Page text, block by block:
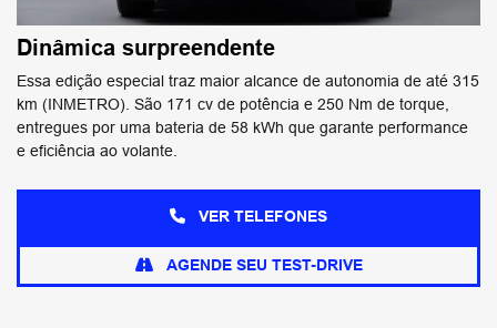
Dinâmica surpreendente
Essa edição especial traz maior alcance de autonomia de até 315
km (INMETRO). São 171 cv de potência e 250 Nm de torque,
entregues por uma bateria de 58 kWh que garante performance
e eficiência ao volante.
VER TELEFONES
AGENDE SEU TEST-DRIVE